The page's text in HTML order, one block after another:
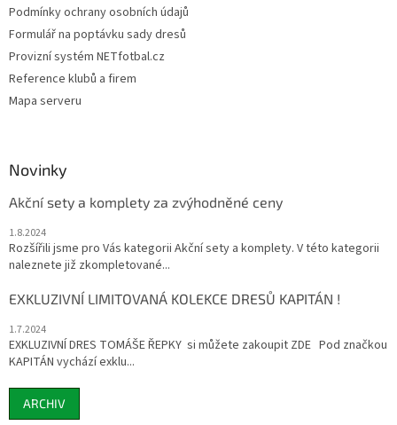
Podmínky ochrany osobních údajů
Formulář na poptávku sady dresů
Provizní systém NETfotbal.cz
Reference klubů a firem
Mapa serveru
Novinky
Akční sety a komplety za zvýhodněné ceny
1.8.2024
Rozšířili jsme pro Vás kategorii Akční sety a komplety. V této kategorii
naleznete již zkompletované...
EXKLUZIVNÍ LIMITOVANÁ KOLEKCE DRESŮ KAPITÁN !
1.7.2024
EXKLUZIVNÍ DRES TOMÁŠE ŘEPKY si můžete zakoupit ZDE Pod značkou
KAPITÁN vychází exklu...
ARCHIV